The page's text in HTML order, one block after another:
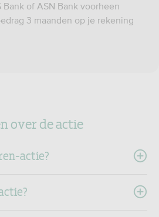
Bank of ASN Bank voorheen
3 maanden op je rekening
over de actie
actie?